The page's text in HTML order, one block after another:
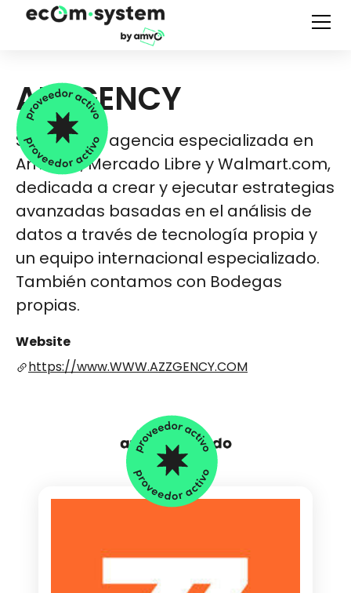
AZZGENCY
Somos una agencia especializada en
Amazon, Mercado Libre y Walmart.com,
dedicada a crear y ejecutar estrategias
avanzadas basadas en el análisis de
datos a través de tecnología propia y
un equipo internacional especializado.
También contamos con Bodegas
propias.
Website
https://www.WWW.AZZGENCY.COM